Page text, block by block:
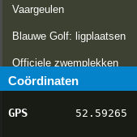
Vaargeulen
Blauwe Golf: ligplaatsen
Officiele zwemplekken
Stremmingen/hinder
AIS scheepsposities
Coördinaten
GPS 52.59265